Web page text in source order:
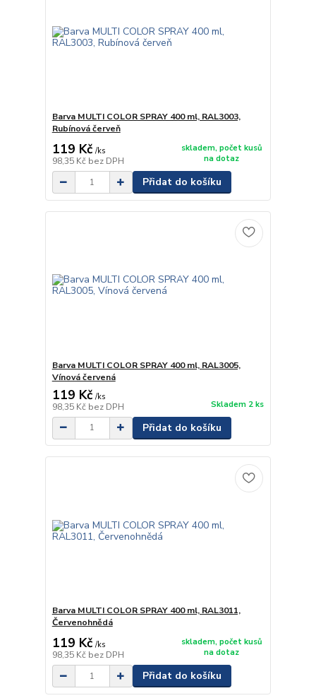
Barva MULTI COLOR SPRAY 400 ml, RAL3003,
Rubínová červeň
119 Kč /ks
98,35 Kč bez DPH
skladem, počet kusů
na dotaz
Přidat do košíku
Barva MULTI COLOR SPRAY 400 ml, RAL3005,
Vínová červená
119 Kč /ks
98,35 Kč bez DPH Skladem 2 ks
Přidat do košíku
Barva MULTI COLOR SPRAY 400 ml, RAL3011,
Červenohnědá
119 Kč /ks
98,35 Kč bez DPH
skladem, počet kusů
na dotaz
Přidat do košíku